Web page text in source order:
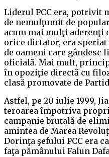
Liderul PCC era, potrivit
de nemulţumit de
acum mai mulţi aderenţi
orice dictator, era speriat
de oameni care gândesc
oficială. Mai mult,
în opoziţie directă cu
clasă promovate de
Astfel, pe 20 iulie 1999,
teroarea împotriva
campanie brutală de
amintea de Marea
Dorinţa şefului PCC era
faţa pămânului Falun